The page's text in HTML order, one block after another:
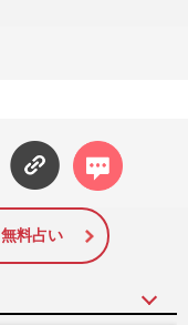
コメン
ト
無料占い